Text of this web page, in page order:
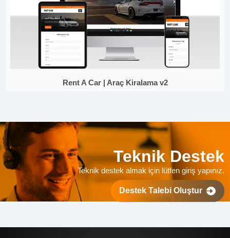
Rent A Car | Araç Kiralama v2
Teknik Destek
Teknik destek almak için lütfen giriş yapınız.
Destek Talebi Oluştur